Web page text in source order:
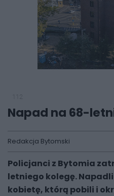
Napad na 68-
Redakcja Bytomski
Policjanci z Bytomia
letniego kolegę.
kobietę, którą pobili i